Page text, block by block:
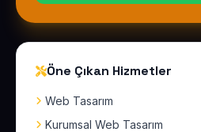
Öne Çıkan Hizmetler
Web Tasarım
Kurumsal Web Tasarım